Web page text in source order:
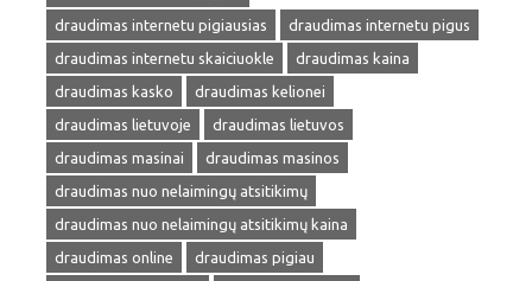
draudimas internetu pigiausias
draudimas internetu pigus
draudimas internetu skaiciuokle
draudimas kaina
draudimas kasko
draudimas kelionei
draudimas lietuvoje
draudimas lietuvos
draudimas masinai
draudimas masinos
draudimas nuo nelaimingų atsitikimų
draudimas nuo nelaimingų atsitikimų kaina
draudimas online
draudimas pigiau